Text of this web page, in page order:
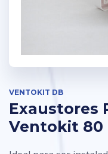
VENTOKIT DB
Exaustores
Ventokit 80